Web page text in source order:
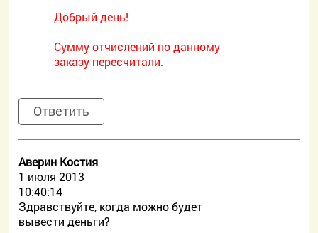
Добрый день!
Сумму отчислений по данному
заказу пересчитали.
Ответить
Аверин Костия
1 июля 2013
10:40:14
Здравствуйте, когда можно будет
вывести деньги?